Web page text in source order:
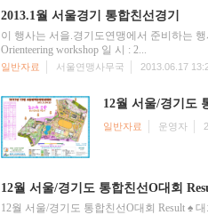
2013.1월 서울경기 통합친선경기
이 행사는 서을.경기도연맹에서 준비하는
Orienteering workshop 일 시 : 2...
일반자료 서울연맹사무국 2013.06.17
12월 서울/경기도
일반자료 운영자
12월 서울/경기도 통합친선O대회
12월 서울/경기도 통합친선O대회 Result ♠